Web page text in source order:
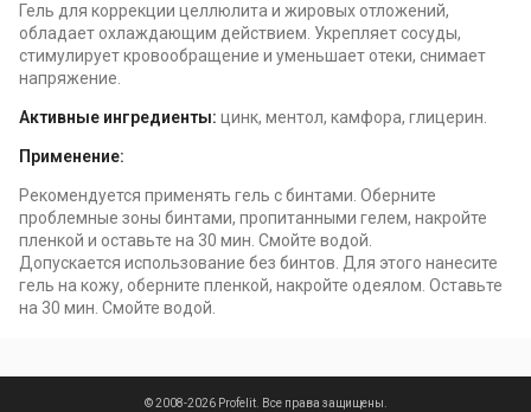
Гель для коррекции целлюлита и жировых отложений,
обладает охлаждающим действием. Укрепляет сосуды,
стимулирует кровообращение и уменьшает отеки, снимает
напряжение.
Активные ингредиенты: цинк, ментол, камфора, глицерин.
Применение:
Рекомендуется применять гель с бинтами. Оберните
проблемные зоны бинтами, пропитанными гелем, накройте
пленкой и оставьте на 30 мин. Смойте водой.
Допускается использование без бинтов. Для этого нанесите
гель на кожу, оберните пленкой, накройте одеялом. Оставьте
на 30 мин. Смойте водой.
© 2008-2026 Profelit. Все права защищены.